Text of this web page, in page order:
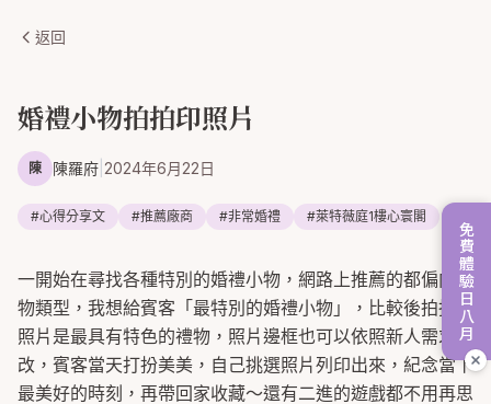
免費體驗日八月
返回
婚禮小物拍拍印照片
陳 陳羅府 2024年6月22日
#心得分享文 #推薦廠商 #非常婚禮 #萊特薇庭1樓心寰閣
一開始在尋找各種特別的婚禮小物，網路上推薦的都偏向食
物類型，我想給賓客「最特別的婚禮小物」，比較後拍拍印
照片是最具有特色的禮物，照片邊框也可以依照新人需求更
改，賓客當天打扮美美，自己挑選照片列印出來，紀念當下
最美好的時刻，再帶回家收藏～還有二進的遊戲都不用再思